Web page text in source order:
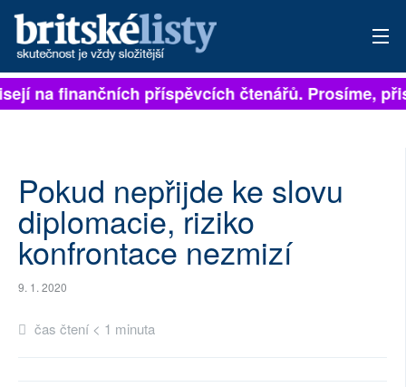
PŘIHLÁSIT
ARCHIV
ROZHOVORY
TÉMATA
na finančních příspěvcích čtenářů. Prosíme,
Pokud nepřijde ke slovu
diplomacie, riziko
konfrontace nezmizí
9. 1. 2020
čas čtení < 1 minuta